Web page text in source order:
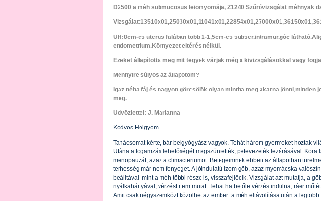
D2500 a méh submucosus leiomyomája, Z1240 Szűrővizsgálat méhnyak
UH:8cm-es uterus falában több 1-1,5cm-es subser.intramur.góc
endometrium.Környezet eltérés nélkül.
Ezeket állapította meg mit tegyek várjak még a kivizsgálásokkal vagy
Mennyire súlyos az állapotom?
Igaz néha fáj és nagyon görcsölök olyan mintha meg akarna jönni,minden
meg.
Üdvözlettel: J. Marianna
Kedves Hölgyem.
Tanácsomat kérte, bár belgyógyász vagyok. Tehát három gyermeket hoztak
Utána a fogamzás lehetőségét megszüntették, petevezeték lezárásával. Kora
menopauzát, azaz a climacteriumot. Betegeimnek ebben az állapotban
terhesség már nem fenyeget. A jóindulatú izom göb, azaz myomácska
beálltával, mint a méh többi része is, visszafejlődik. Vizsgálat azt mutatja, a
nyálkahártyával, vérzést nem mutat. Tehát ha belőle vérzés indulna, ráér
Amit csak négyszemközt közölhet az ember: a méh eltávolítása után a legtöbb